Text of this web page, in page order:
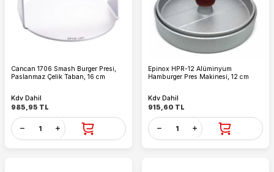
Cancan 1706 Smash Burger Presi,
Paslanmaz Çelik Taban, 16 cm
Kdv Dahil
985,95 TL
Epinox HPR-12 Alüminyum
Hamburger Pres Makinesi, 12 cm
Kdv Dahil
915,60 TL